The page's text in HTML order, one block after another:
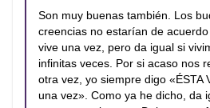
Son muy buenas también. Los
creencias no estarían de
vive una vez, pero da igual si
infinitas veces. Por si acaso nos
otra vez, yo siempre digo «ÉSTA
una vez». Como ya he dicho, da